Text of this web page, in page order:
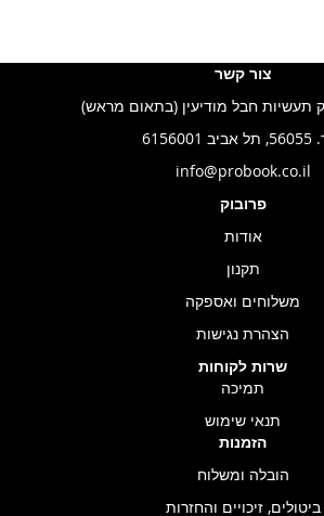
צור קשר
info@probook.co.il
פרובוק
אודות
תקנון
משלוחים ואספקה
הצהרת נגישות
שרות לקוחות
תמיכה
תנאי שימוש
הזמנות
הובלה ומשלוח
ביטולים, זיכויים והחזרות